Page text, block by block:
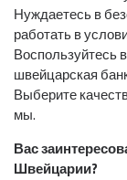
Нуждаетесь в
работать в
Воспользуйтесь
швейцарская
Выберите
мы.
Вас
Швейцарии?